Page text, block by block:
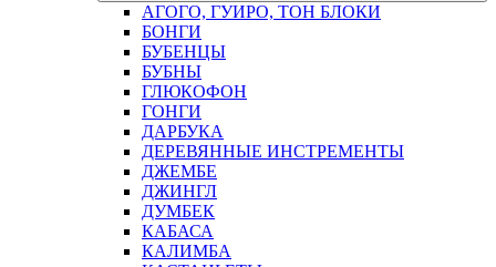
АГОГО, ГУИРО, ТОН БЛОКИ
БОНГИ
БУБЕНЦЫ
БУБНЫ
ГЛЮКОФОН
ГОНГИ
ДАРБУКА
ДЕРЕВЯННЫЕ ИНСТРЕМЕНТЫ
ДЖЕМБЕ
ДЖИНГЛ
ДУМБЕК
КАБАСА
КАЛИМБА